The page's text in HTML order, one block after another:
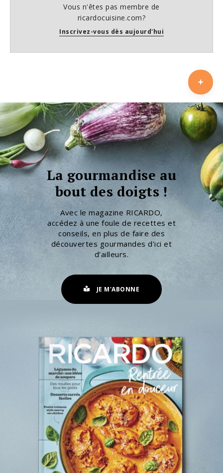
Vous n'êtes pas membre de
ricardocuisine.com?
Inscrivez-vous dès aujourd'hui
La gourmandise au
bout des doigts !
Avec le magazine RICARDO,
accédez à une foule de recettes et
conseils, en plus de faire des
découvertes gourmandes d’ici et
d’ailleurs.
JE M'ABONNE